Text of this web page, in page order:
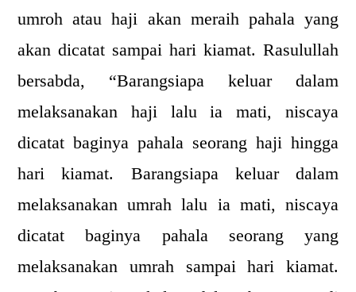
umroh atau haji akan meraih pahala yang
akan dicatat sampai hari kiamat. Rasulullah
bersabda, “Barangsiapa keluar dalam
melaksanakan haji lalu ia mati, niscaya
dicatat baginya pahala seorang haji hingga
hari kiamat. Barangsiapa keluar dalam
melaksanakan umrah lalu ia mati, niscaya
dicatat baginya pahala seorang yang
melaksanakan umrah sampai hari kiamat.